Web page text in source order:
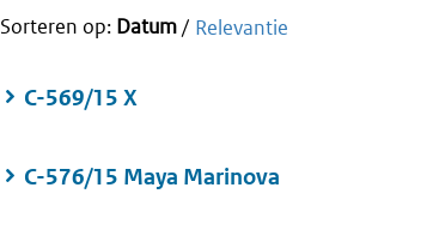
Sorteren op: Datum/ Relevantie
C-569/15 X
C-576/15 Maya Marinova